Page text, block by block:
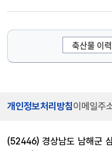
축산물 이
개인정보처리방침이메일주
(52446) 경상남도 남해군